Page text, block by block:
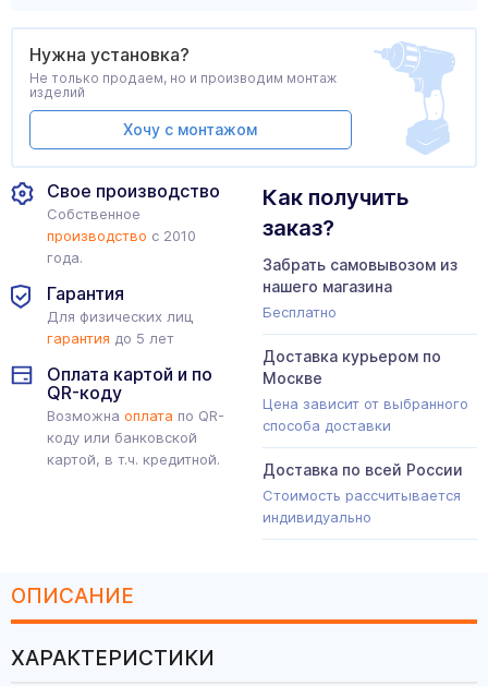
Свое производство
Собственное
производство с 2010
года.
Гарантия
Для физических лиц
гарантия до 5 лет
Оплата картой и по
QR-коду
Возможна оплата по QR-
коду или банковской
картой, в т.ч. кредитной.
Как получить
заказ?
Забрать самовывозом из
нашего магазина
Бесплатно
Доставка курьером по
Москве
Цена зависит от выбранного
способа доставки
Доставка по всей России
Стоимость рассчитывается
индивидуально
Нужна установка?
Не только продаем, но и производим монтаж
изделий
Хочу с монтажом
ОПИСАНИЕ
ХАРАКТЕРИСТИКИ